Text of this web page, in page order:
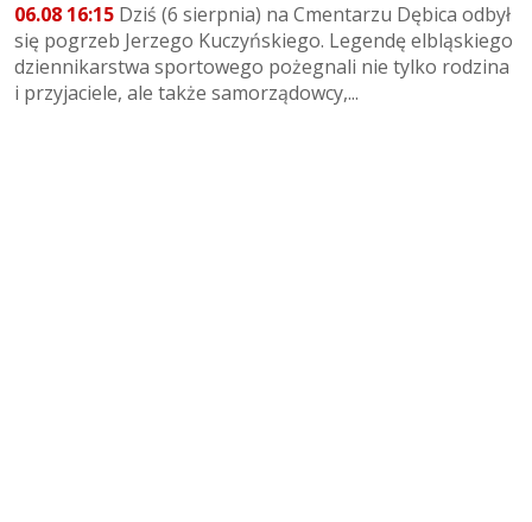
06.08 16:15 Dziś (6 sierpnia) na Cmentarzu Dębica odbył
się pogrzeb Jerzego Kuczyńskiego. Legendę elbląskiego
dziennikarstwa sportowego pożegnali nie tylko rodzina
i przyjaciele, ale także samorządowcy,...